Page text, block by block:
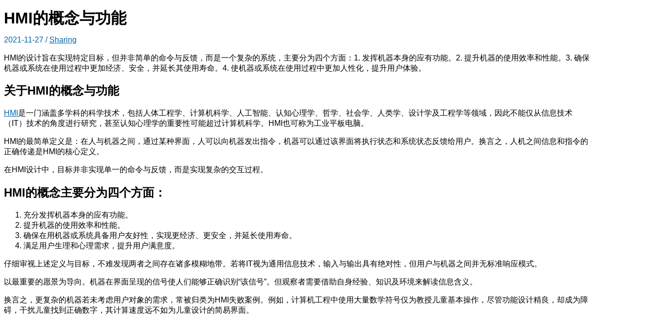
HMI的概念与功能
2021-11-27 / Sharing
HMI的设计旨在实现特定目标，但并非简单的命令与反馈，而是一个复杂的系统，主要分为四个方面：1. 发挥机器本身的应有功能。2. 提升机器的使用效率和性能。3. 确保
机器或系统在使用过程中更加经济、安全，并延长其使用寿命。4. 使机器或系统在使用过程中更加人性化，提升用户体验。
关于HMI的概念与功能
HMI 是一门涵盖多学科的科学技术，包括人体工程学、计算机科学、人工智能、认知心理学、哲学、社会学、人类学、设计学及工程学等领域，因此不能仅从信息技术
（IT）技术的角度进行研究，甚至认知心理学的重要性可能超过计算机科学。HMI也可称为工业平板电脑。
HMI的最简单定义是：在人与机器之间，通过某种界面，人可以向机器发出指令，机器可以通过该界面将执行状态和系统状态反馈给用户。换言之，人机之间信息和指令的
正确传递是HMI的核心定义。
在HMI设计中，目标并非实现单一的命令与反馈，而是实现复杂的交互过程。
HMI的概念主要分为四个方面：
充分发挥机器本身的应有功能。
提升机器的使用效率和性能。
确保在用机器或系统具备用户友好性，实现更经济、更安全，并延长使用寿命。
满足用户生理和心理需求，提升用户满意度。
仔细审视上述定义与目标，不难发现两者之间存在诸多模糊地带。若将IT视为通用信息技术，输入与输出具有绝对性，但用户与机器之间并无标准响应模式。
以最重要的愿景为导向。机器在界面呈现的信号使人们能够正确识别“该信号”。但观察者需要借助自身经验、知识及环境来解读信息含义。
换言之，更复杂的机器若未考虑用户对象的需求，常被归类为HMI失败案例。例如，计算机工程中使用大量数学符号仅为教授儿童基本操作，尽管功能设计精良，却成为障
碍，干扰儿童找到正确数字，其计算速度远不如为儿童设计的简易界面。